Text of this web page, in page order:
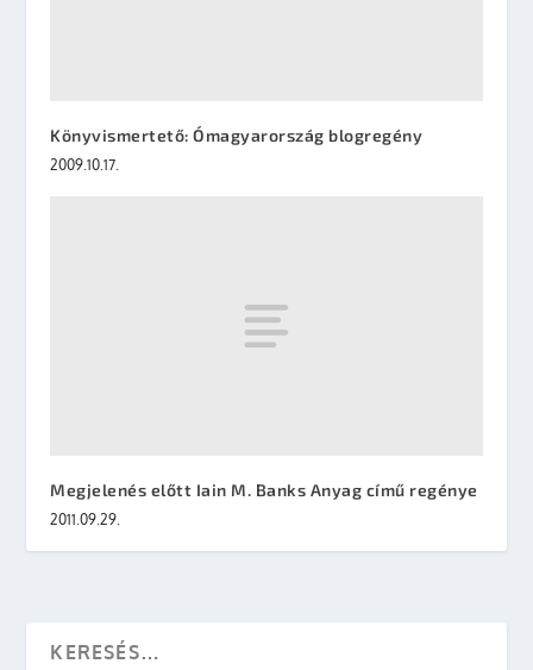
Könyvismertető: Ómagyarország blogregény
2009.10.17.
Megjelenés előtt Iain M. Banks Anyag című regénye
2011.09.29.